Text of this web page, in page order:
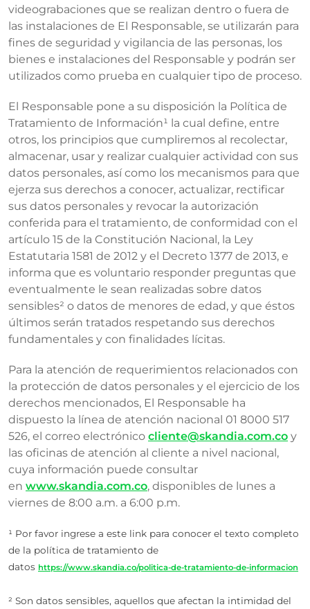
videograbaciones que se realizan dentro o fuera de
las instalaciones de El Responsable, se utilizarán para
fines de seguridad y vigilancia de las personas, los
bienes e instalaciones del Responsable y podrán ser
utilizados como prueba en cualquier tipo de proceso.
El Responsable pone a su disposición la Política de
Tratamiento de Información¹ la cual define, entre
otros, los principios que cumpliremos al recolectar,
almacenar, usar y realizar cualquier actividad con sus
datos personales, así como los mecanismos para que
ejerza sus derechos a conocer, actualizar, rectificar
sus datos personales y revocar la autorización
conferida para el tratamiento, de conformidad con el
artículo 15 de la Constitución Nacional, la Ley
Estatutaria 1581 de 2012 y el Decreto 1377 de 2013, e
informa que es voluntario responder preguntas que
eventualmente le sean realizadas sobre datos
sensibles² o datos de menores de edad, y que éstos
últimos serán tratados respetando sus derechos
fundamentales y con finalidades lícitas.
Para la atención de requerimientos relacionados con
la protección de datos personales y el ejercicio de los
derechos mencionados, El Responsable ha
dispuesto la línea de atención nacional 01 8000 517
526, el correo electrónico cliente@skandia.com.co y
las oficinas de atención al cliente a nivel nacional,
cuya información puede consultar
en www.skandia.com.co, disponibles de lunes a
viernes de 8:00 a.m. a 6:00 p.m.
¹ Por favor ingrese a este link para conocer el texto completo
de la política de tratamiento de
datos https://www.skandia.co/politica-de-tratamiento-de-informacion
² Son datos sensibles, aquellos que afectan la intimidad del